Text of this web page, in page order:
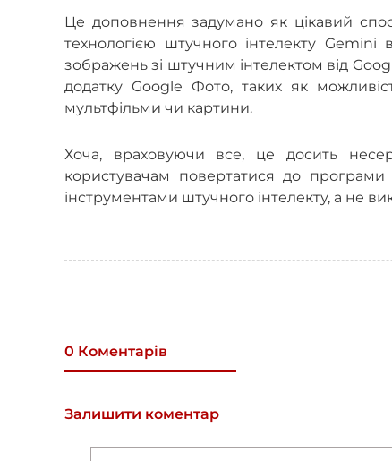
Це доповнення задумано як цікавий
технологією штучного інтелекту
зображень зі штучним інтелектом від
додатку Google Фото, таких як
мультфільми чи картини.
Хоча, враховуючи все, це досить
користувачам повертатися до програми
інструментами штучного інтелекту, а не
0 Коментарів
Залишити коментар